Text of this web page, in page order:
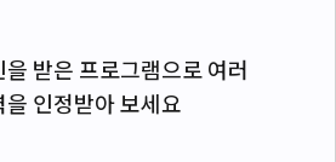
을 받은 프로그램으로 여러
을 인정받아 보세요